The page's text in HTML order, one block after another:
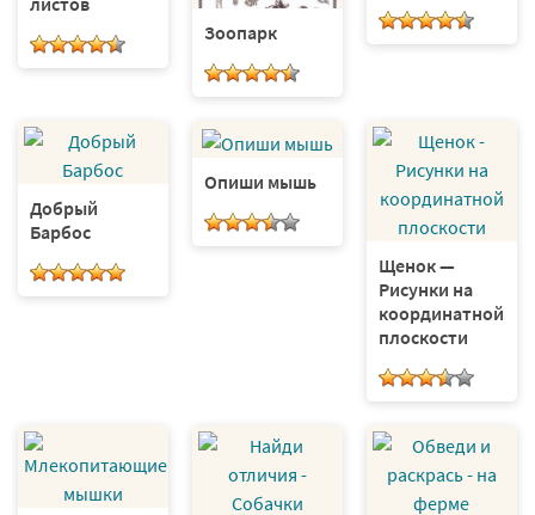
Зоопарк
Добрый
Барбос
Опиши мышь
Щенок —
Рисунки на
координатной
плоскости